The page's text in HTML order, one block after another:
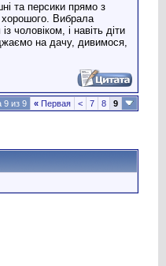
та персики прямо з
хорошого. Вибрала
чоловіком, і навіть діти
на дачу, дивимося,
9 из 9 « Первая < 7 8 9